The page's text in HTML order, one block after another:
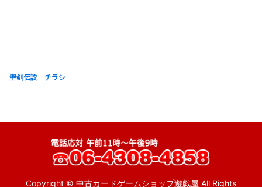
聖剣伝説 チラシ
Copyright © 中古カードゲームショップ遊戯屋 All Rights